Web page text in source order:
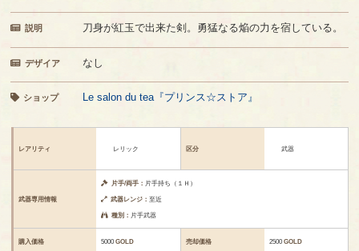
説明 刀身が紅玉で出来た剣。勇猛なる焔の力を宿している。
デザイア なし
ショップ Le salon du tea『プリンス☆ストア』
レアリティ レリック 区分 武器
武器専用情報
片手/両手： 片手持ち（１Ｈ）
武器レンジ：至近
種別： 片手武器
購入価格 5000GOLD 売却価格 2500GOLD